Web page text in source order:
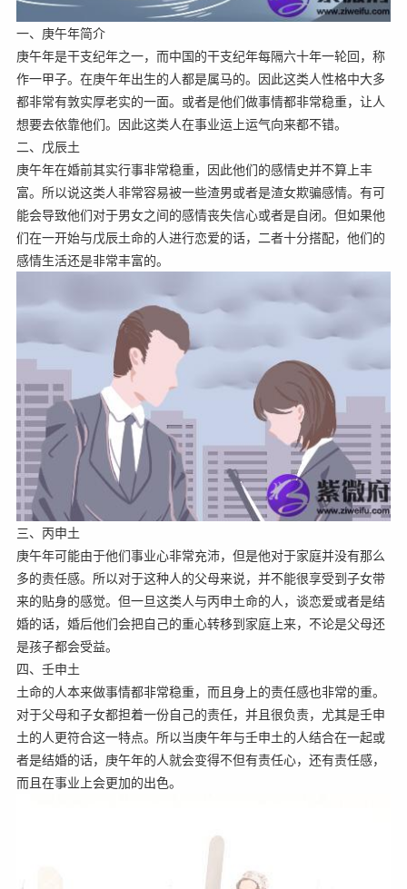
一、庚午年简介
庚午年是干支纪年之一，而中国的干支纪年每隔六十年一轮回，称
作一甲子。在庚午年出生的人都是属马的。因此这类人性格中大多
都非常有敦实厚老实的一面。或者是他们做事情都非常稳重，让人
想要去依靠他们。因此这类人在事业运上运气向来都不错。
二、戊辰土
庚午年在婚前其实行事非常稳重，因此他们的感情史并不算上丰
富。所以说这类人非常容易被一些渣男或者是渣女欺骗感情。有可
能会导致他们对于男女之间的感情丧失信心或者是自闭。但如果他
们在一开始与戊辰土命的人进行恋爱的话，二者十分搭配，他们的
感情生活还是非常丰富的。
三、丙申土
庚午年可能由于他们事业心非常充沛，但是他对于家庭并没有那么
多的责任感。所以对于这种人的父母来说，并不能很享受到子女带
来的贴身的感觉。但一旦这类人与丙申土命的人，谈恋爱或者是结
婚的话，婚后他们会把自己的重心转移到家庭上来，不论是父母还
是孩子都会受益。
四、壬申土
土命的人本来做事情都非常稳重，而且身上的责任感也非常的重。
对于父母和子女都担着一份自己的责任，并且很负责，尤其是壬申
土的人更符合这一特点。所以当庚午年与壬申土的人结合在一起或
者是结婚的话，庚午年的人就会变得不但有责任心，还有责任感，
而且在事业上会更加的出色。